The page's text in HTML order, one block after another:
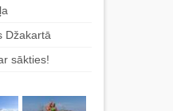
Džakartā
sākties!